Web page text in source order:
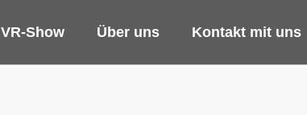
VR-Show Über uns Kontakt mit uns